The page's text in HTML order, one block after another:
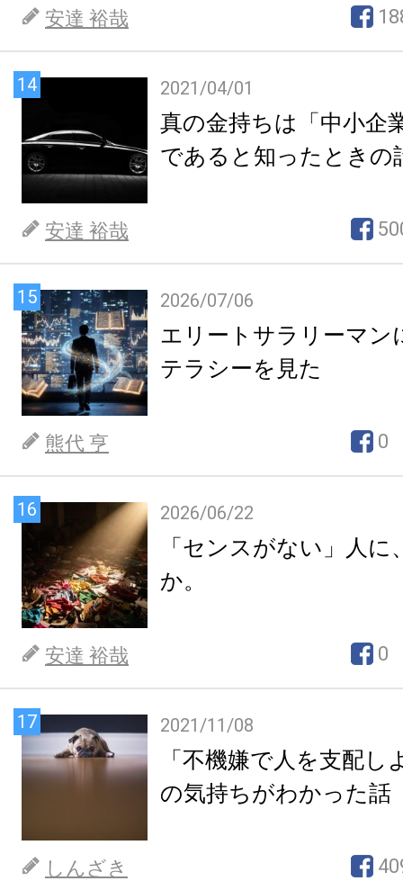
安達 裕哉
14 2021/04/01
真の金持ちは「中小企
であると知ったときの
安達 裕哉
15 2026/07/06
エリートサラリーマン
テラシーを見た
熊代 亨 0
16 2026/06/22
「センスがない」人
か。
安達 裕哉 0
17 2021/11/08
「不機嫌で人を支配し
の気持ちがわかった話
しんざき